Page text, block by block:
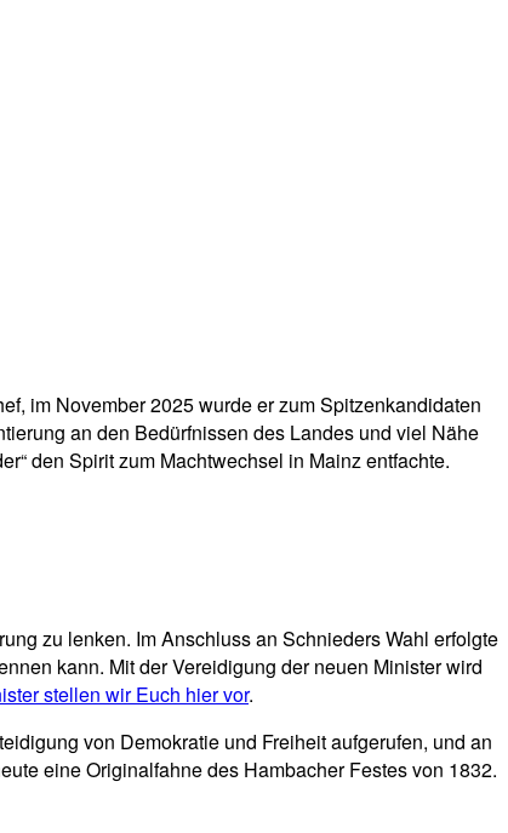
im November 2025 wurde er zum Spitzenkandidaten
an den Bedürfnissen des Landes und viel Nähe
den Spirit zum Machtwechsel in Mainz entfachte.
zu lenken. Im Anschluss an Schnieders Wahl erfolgte
kann. Mit der Vereidigung der neuen Minister wird
stellen wir Euch hier vor.
von Demokratie und Freiheit aufgerufen, und an
eine Originalfahne des Hambacher Festes von 1832.